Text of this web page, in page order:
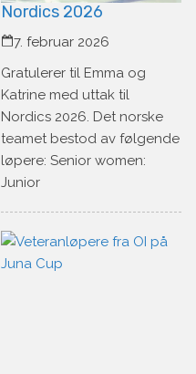
Nordics 2026
7. februar 2026
Gratulerer til Emma og
Katrine med uttak til
Nordics 2026. Det norske
teamet bestod av følgende
løpere: Senior women:
Junior